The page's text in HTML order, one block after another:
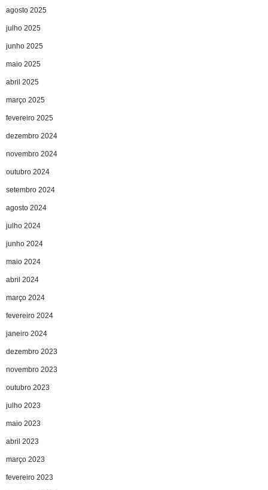
agosto 2025
julho 2025
junho 2025
maio 2025
abril 2025
março 2025
fevereiro 2025
dezembro 2024
novembro 2024
outubro 2024
setembro 2024
agosto 2024
julho 2024
junho 2024
maio 2024
abril 2024
março 2024
fevereiro 2024
janeiro 2024
dezembro 2023
novembro 2023
outubro 2023
julho 2023
maio 2023
abril 2023
março 2023
fevereiro 2023